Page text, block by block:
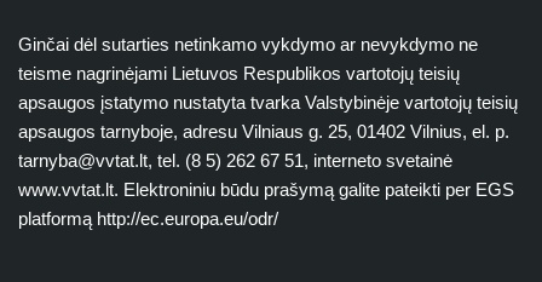
Ginčai dėl sutarties netinkamo vykdymo ar nevykdymo ne
teisme nagrinėjami Lietuvos Respublikos vartotojų teisių
apsaugos įstatymo nustatyta tvarka Valstybinėje vartotojų teisių
apsaugos tarnyboje, adresu Vilniaus g. 25, 01402 Vilnius, el. p.
tarnyba@vvtat.lt, tel. (8 5) 262 67 51, interneto svetainė
www.vvtat.lt. Elektroniniu būdu prašymą galite pateikti per EGS
platformą http://ec.europa.eu/odr/